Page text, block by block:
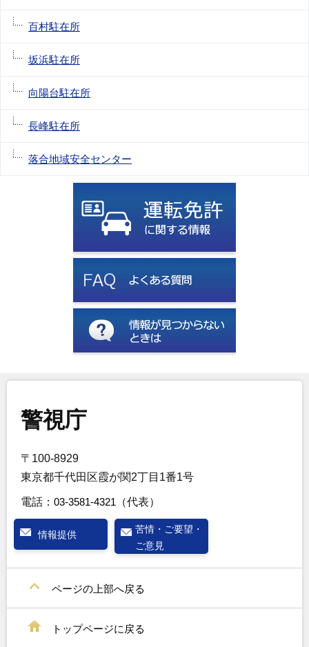
百村駐在所
坂浜駐在所
向陽台駐在所
長峰駐在所
落合地域安全センター
警視庁
〒100-8929
東京都千代田区霞が関2丁目1番1号
電話： 03-3581-4321 （代表）
情報提供
苦情・ご要望・
ご意見
ページの上部へ戻る
トップページに戻る